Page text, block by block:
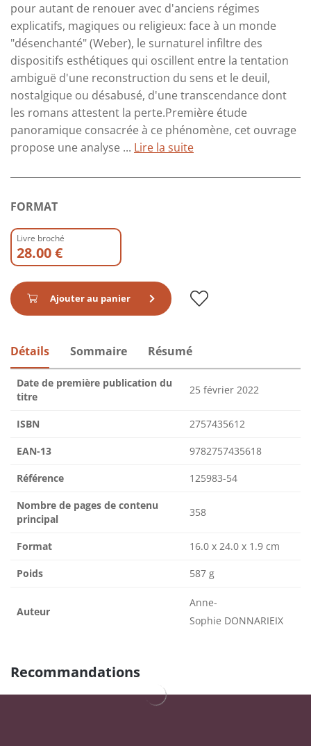
pour autant de renouer avec d'anciens régimes
explicatifs, magiques ou religieux: face à un monde
"désenchanté" (Weber), le surnaturel infiltre des
dispositifs esthétiques qui oscillent entre la tentation
ambiguë d'une reconstruction du sens et le deuil,
nostalgique ou désabusé, d'une transcendance dont
les romans attestent la perte.Première étude
panoramique consacrée à ce phénomène, cet ouvrage
propose une analyse ... Lire la suite
FORMAT
Livre broché
28.00 €
Ajouter au panier
Détails Sommaire Résumé
Date de première publication du
titre
25 février 2022
ISBN 2757435612
EAN-13 9782757435618
Référence 125983-54
Nombre de pages de contenu
principal
358
Format 16.0 x 24.0 x 1.9 cm
Poids 587 g
Auteur
Anne-
Sophie DONNARIEIX
Recommandations